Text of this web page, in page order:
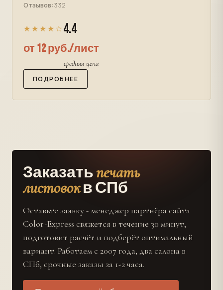
Отзывов:332
★★★★☆ 4.4
от 12 руб./лист
средняя цена
ПОДРОБНЕЕ
Заказатьпечать
листовокв СПб
Оставьте заявку - менеджер партнёра сайта
Color-Express свяжется в течение 30 минут,
подготовит расчёт и подберёт оптимальный
вариант. Работаем с 2007 года, два салона в
СПб, срочные заказы за 1-2 часа.